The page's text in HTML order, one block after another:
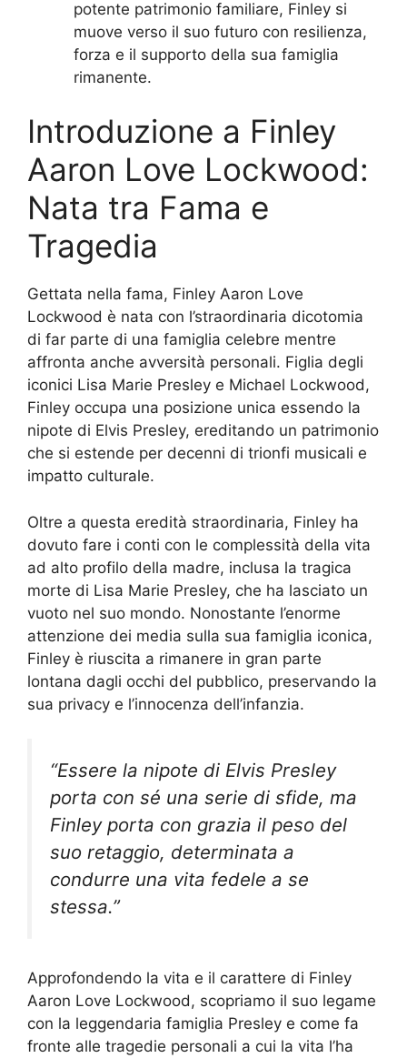
potente patrimonio familiare, Finley si
muove verso il suo futuro con resilienza,
forza e il supporto della sua famiglia
rimanente.
Introduzione a Finley
Aaron Love Lockwood:
Nata tra Fama e
Tragedia
Gettata nella fama, Finley Aaron Love
Lockwood è nata con l’straordinaria dicotomia
di far parte di una famiglia celebre mentre
affronta anche avversità personali. Figlia degli
iconici Lisa Marie Presley e Michael Lockwood,
Finley occupa una posizione unica essendo la
nipote di Elvis Presley, ereditando un patrimonio
che si estende per decenni di trionfi musicali e
impatto culturale.
Oltre a questa eredità straordinaria, Finley ha
dovuto fare i conti con le complessità della vita
ad alto profilo della madre, inclusa la tragica
morte di Lisa Marie Presley, che ha lasciato un
vuoto nel suo mondo. Nonostante l’enorme
attenzione dei media sulla sua famiglia iconica,
Finley è riuscita a rimanere in gran parte
lontana dagli occhi del pubblico, preservando la
sua privacy e l’innocenza dell’infanzia.
“Essere la nipote di Elvis Presley
porta con sé una serie di sfide, ma
Finley porta con grazia il peso del
suo retaggio, determinata a
condurre una vita fedele a se
stessa.”
Approfondendo la vita e il carattere di Finley
Aaron Love Lockwood, scopriamo il suo legame
con la leggendaria famiglia Presley e come fa
fronte alle tragedie personali a cui la vita l’ha